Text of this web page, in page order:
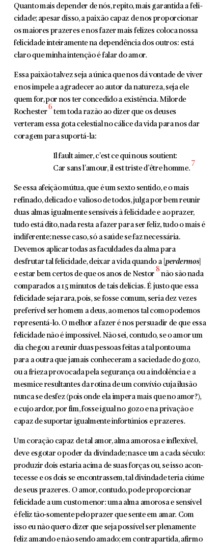
Quanto mais depender de nós, repito, mais garantida a feli­
cidade; apesar disso, a paixão capaz de nos proporcionar
os maiores prazeres e nos fazer mais felizes coloca nossa
felici­dade inteiramente na dependência dos outros: está
claro que minha intenção é falar do amor.
Essa paixão talvez seja a única que nos dá vontade de viver
e nos impele a agradecer ao autor da natureza, seja ele
quem for, por nos ter concedido a existência. Milorde
Rochester
6
tem toda razão ao dizer que os deuses
verteram essa gota celes­tial no cálice da vida para nos dar
coragem para suportá-la:
Il fault aimer, c’est ce qui nous soutient:
Car sans l’amour, il est triste d’être homme.
7
Se essa afeição mútua, que é um sexto sentido, e o mais
refinado, delicado e valioso de todos, julga por bem reunir
duas almas igualmente sensíveis à felicidade e ao prazer,
tudo está dito, nada resta a fazer para ser feliz, tudo o mais é
indife­rente; nesse caso, só a saúde se faz necessária.
Devemos apli­car todas as faculdades da alma para
desfrutar tal felicidade, deixar a vida quando a [ perdermos]
e estar bem certos de que os anos de Nestor
8
não são nada
comparados a 15 minutos de tais delícias. É justo que essa
felicidade seja rara, pois, se fosse comum, seria dez vezes
preferível ser homem a deus, ao menos tal como podemos
representá-lo. O melhor a fazer é nos persuadir de que essa
felicidade não é impossível. Não sei, contudo, se o amor um
dia chegou a reunir duas pessoas feitas a tal ponto uma
para a outra que jamais conheceram a saciedade do gozo,
ou a frieza provocada pela segurança ou a indolência e a
mesmice resultantes da rotina de um convívio cuja ilusão
nunca se desfez (pois onde ela impera mais que no amor?),
e cujo ardor, por fim, fosse igual no gozo e na privação e
capaz de suportar igualmente infortúnios e prazeres.
Um coração capaz de tal amor, alma amorosa e inflexível,
deve esgotar o poder da divindade; nasce um a cada século:
produzir dois estaria acima de suas forças ou, se isso acon­
tecesse e os dois se encontrassem, tal divindade teria ciúme
de seus prazeres. O amor, contudo, pode proporcionar
felicidade a um custo menor: uma alma amorosa e sensível
é feliz tão-somente pelo prazer que sente em amar. Com
isso eu não quero dizer que seja possível ser plenamente
feliz amando e não sendo amado; em contrapartida, afirmo